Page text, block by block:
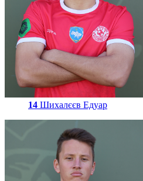
14 Шихалєєв Едуар